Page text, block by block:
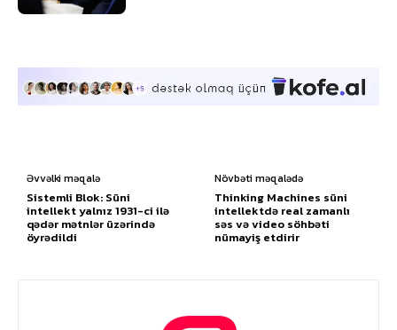
Əvvəlki məqalə
Sistemli Blok: Süni
intellekt yalnız 1931-ci ilə
qədər mətnlər üzərində
öyrədildi
Növbəti məqalədə
Thinking Machines süni
intellektdə real zamanlı
səs və video söhbəti
nümayiş etdirir